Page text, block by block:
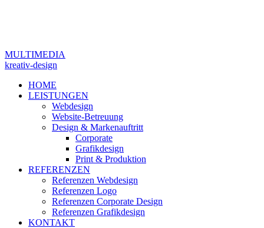
MULTIMEDIA
kreativ-design
HOME
LEISTUNGEN
Webdesign
Website-Betreuung
Design & Markenauftritt
Corporate
Grafikdesign
Print & Produktion
REFERENZEN
Referenzen Webdesign
Referenzen Logo
Referenzen Corporate Design
Referenzen Grafikdesign
KONTAKT